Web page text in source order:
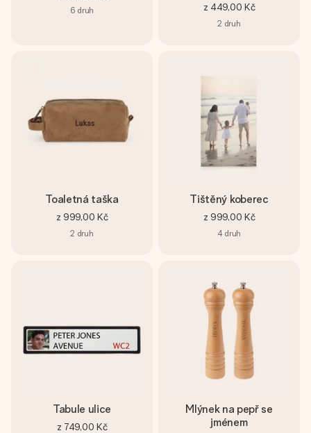
6 druh z 449,00 Kč
2 druh
Toaletná taška
z 999,00 Kč
2 druh
Tištěný koberec
z 999,00 Kč
4 druh
Tabule ulice
z 749,00 Kč
Mlýnek na pepř se
jménem